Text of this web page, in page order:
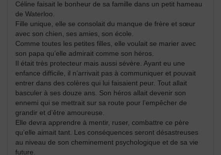
Céline faisait le bonheur de sa famille dans un petit hameau
de Waterloo.
Fille unique, elle se consolait du manque de frère et sœur
avec son chien, ses amies, son école.
Comme toutes les petites filles, elle voulait se marier avec
son papa qu’elle admirait comme son héros.
Il était très protecteur mais aussi sévère. Ayant eu une
enfance difficile, il n’arrivait pas à communiquer et pouvait
entrer dans des colères qui lui faisaient peur. Tout allait
basculer à ses douze ans. Son héros allait devenir son
ennemi qui se mettrait sur sa route pour l’empêcher de
grandir et d’être amoureuse.
Elle devra apprendre à mentir, ruser, combattre ce père
qu’elle aimait tant. Les conséquences seront désastreuses
au niveau de son cheminement psychologique et de sa vie
future.